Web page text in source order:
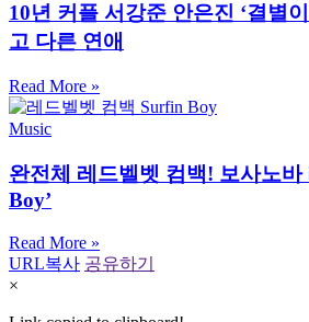
10년 커플 서강준 안은진 ‘결별
고 다른 연애
Read More »
Music
완전체 레드벨벳 컴백! 보사노바
Boy’
Read More »
URL복사 공유하기
×